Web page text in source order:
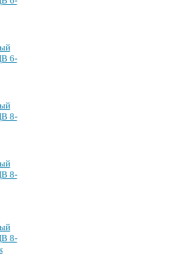
6-
8-
8-
8-